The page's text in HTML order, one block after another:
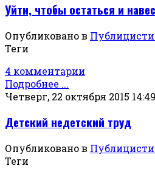
Уйти, чтобы остаться и
Опубликовано в
Теги
4 комментарии
Подробнее ...
Четверг, 22 октября 2015 14:49
Детский недетский труд
Опубликовано в
Теги